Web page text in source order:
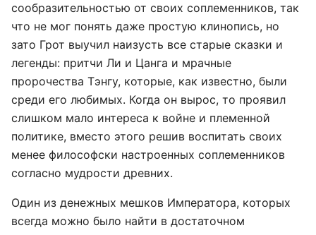
сообразительностью от своих соплеменников, так
что не мог понять даже простую клинопись, но
зато Грот выучил наизусть все старые сказки и
легенды: притчи Ли и Цанга и мрачные
пророчества Тэнгу, которые, как известно, были
среди его любимых. Когда он вырос, то проявил
слишком мало интереса к войне и племенной
политике, вместо этого решив воспитать своих
менее философски настроенных соплеменников
согласно мудрости древних.
Один из денежных мешков Императора, которых
всегда можно было найти в достаточном